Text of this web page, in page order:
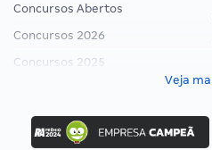
Concursos Abertos
Concursos 2026
Concursos 2025
Concurso Ibama
Concurso MPU
Veja